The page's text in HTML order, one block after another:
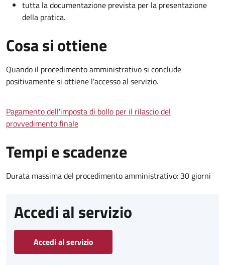
tutta la documentazione prevista per la presentazione
della pratica.
Cosa si ottiene
Quando il procedimento amministrativo si conclude
positivamente si ottiene l'accesso al servizio.
Pagamento dell'imposta di bollo per il rilascio del
provvedimento finale
Tempi e scadenze
Durata massima del procedimento amministrativo: 30 giorni
Accedi al servizio
Accedi al servizio